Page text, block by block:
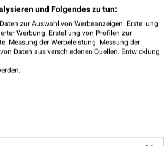
und Folgendes zu tun:
zur Auswahl von Werbeanzeigen. Erstellung
Werbung. Erstellung von Profilen zur
Messung der Werbeleistung. Messung der
Daten aus verschiedenen Quellen. Entwicklung